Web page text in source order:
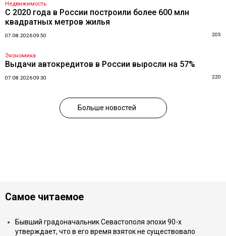
Недвижимость
С 2020 года в России построили более 600 млн
квадратных метров жилья
07.08.2026 09:50 205
Экономика
Выдачи автокредитов в России выросли на 57%
07.08.2026 09:30 220
Больше новостей
Самое читаемое
Бывший градоначальник Севастополя эпохи 90-х
утверждает, что в его время взяток не существовало